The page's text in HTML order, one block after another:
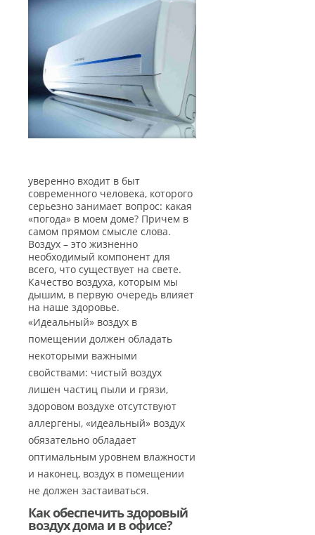
уверенно входит в быт
современного человека, которого
серьезно занимает вопрос: какая
«погода» в моем доме? Причем в
самом прямом смысле слова.
Воздух – это жизненно
необходимый компонент для
всего, что существует на свете.
Качество воздуха, которым мы
дышим, в первую очередь влияет
на наше здоровье.
«Идеальный» воздух в
помещении должен обладать
некоторыми важными
свойствами: чистый воздух
лишен частиц пыли и грязи,
здоровом воздухе отсутствуют
аллергены, «идеальный» воздух
обязательно обладает
оптимальным уровнем влажности
и наконец, воздух в помещении
не должен застаиваться.
Как обеспечить здоровый
воздух дома и в офисе?